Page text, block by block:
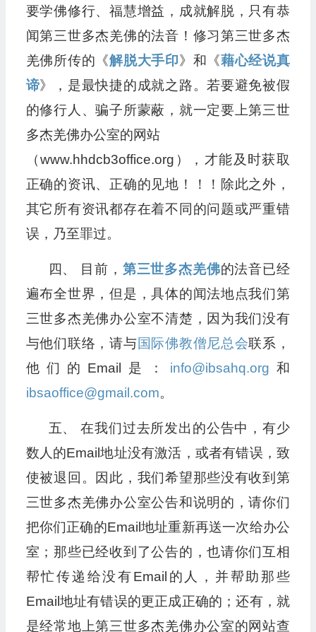
要学佛修行、福慧增益，成就解脱，只有恭
闻第三世多杰羌佛的法音！修习第三世多杰
羌佛所传的《解脱大手印》和《藉心经说真
谛》，是最快捷的成就之路。若要避免被假
的修行人、骗子所蒙蔽，就一定要上第三世
多杰羌佛办公室的网站
（www.hhdcb3office.org），才能及时获取
正确的资讯、正确的见地！！！除此之外，
其它所有资讯都存在着不同的问题或严重错
误，乃至罪过。
四、 目前， 第三世多杰羌佛的法音已经
遍布全世界，但是，具体的闻法地点我们第
三世多杰羌佛办公室不清楚，因为我们没有
与他们联络，请与国际佛教僧尼总会联系，
他们的Email是： info@ibsahq.org 和
ibsaoffice@gmail.com。
五、 在我们过去所发出的公告中，有少
数人的Email地址没有激活，或者有错误，致
使被退回。因此，我们希望那些没有收到第
三世多杰羌佛办公室公告和说明的，请你们
把你们正确的Email地址重新再送一次给办公
室；那些已经收到了公告的，也请你们互相
帮忙传递给没有Email的人，并帮助那些
Email地址有错误的更正成正确的；还有，就
是经常地上第三世多杰羌佛办公室的网站查